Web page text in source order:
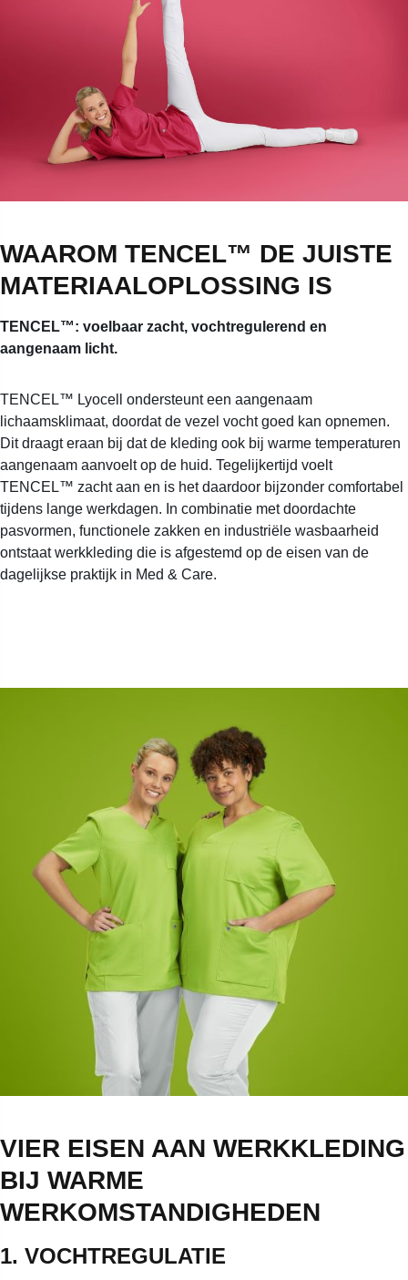
WAAROM TENCEL™ DE JUISTE
MATERIAALOPLOSSING IS
TENCEL™: voelbaar zacht, vochtregulerend en
aangenaam licht.
TENCEL™ Lyocell ondersteunt een aangenaam
lichaamsklimaat, doordat de vezel vocht goed kan opnemen.
Dit draagt eraan bij dat de kleding ook bij warme temperaturen
aangenaam aanvoelt op de huid. Tegelijkertijd voelt
TENCEL™ zacht aan en is het daardoor bijzonder comfortabel
tijdens lange werkdagen. In combinatie met doordachte
pasvormen, functionele zakken en industriële wasbaarheid
ontstaat werkkleding die is afgestemd op de eisen van de
dagelijkse praktijk in Med & Care.
VIER EISEN AAN WERKKLEDING
BIJ WARME
WERKOMSTANDIGHEDEN
1. VOCHTREGULATIE